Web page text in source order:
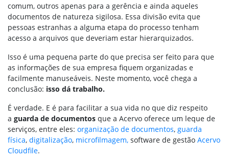
comum, outros apenas para a gerência e ainda aqueles
documentos de natureza sigilosa. Essa divisão evita que
pessoas estranhas a alguma etapa do processo tenham
acesso a arquivos que deveriam estar hierarquizados.
Isso é uma pequena parte do que precisa ser feito para que
as informações de sua empresa fiquem organizadas e
facilmente manuseáveis. Neste momento, você chega a
conclusão: isso dá trabalho.
É verdade. E é para facilitar a sua vida no que diz respeito
a guarda de documentos que a Acervo oferece um leque de
serviços, entre eles: organização de documentos, guarda
física, digitalização, microfilmagem, software de gestão Acervo
Cloudfile.